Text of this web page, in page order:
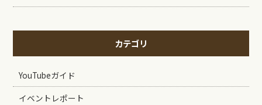
カテゴリ
YouTubeガイド
イベントレポート